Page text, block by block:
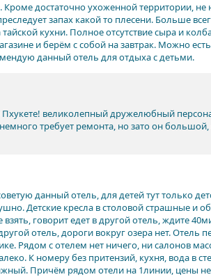
достаточно ухоженной территории, не
запах какой то плесени. Больше
кухни. Полное отсутствие сыра и
и берём с собой на завтрак. Можно
данный отель для отдыха с детьми.
великолепный дружелюбный
требует ремонта, но зато он
данный отель, для детей тут только
Детские кресла в столовой страшные и
говорит едет в другой отель, ждите
отель, дороги вокруг озера нет. Отель
Рядом с отелем нет ничего, ни салонов
К номеру без притензий, кухня, вода в
Причём рядом отели на 1линии, цены